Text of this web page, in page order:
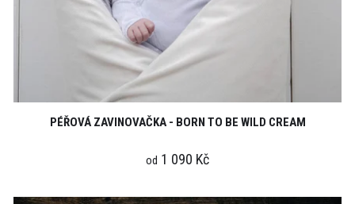
PÉŘOVÁ ZAVINOVAČKA - BORN TO BE WILD CREAM
od 1 090 Kč